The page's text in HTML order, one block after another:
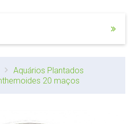
Aquários Plantados
20 maços